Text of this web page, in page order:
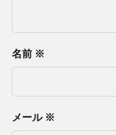
名前 ※
メール ※